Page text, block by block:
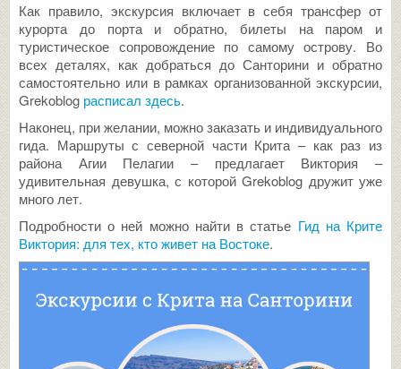
Как правило, экскурсия включает в себя трансфер от
курорта до порта и обратно, билеты на паром и
туристическое сопровождение по самому острову. Во
всех деталях, как добраться до Санторини и обратно
самостоятельно или в рамках организованной экскурсии,
Grekoblog расписал здесь.
Наконец, при желании, можно заказать и индивидуального
гида. Маршруты с северной части Крита – как раз из
района Агии Пелагии – предлагает Виктория –
удивительная девушка, с которой Grekoblog дружит уже
много лет.
Подробности о ней можно найти в статье Гид на Крите
Виктория: для тех, кто живет на Востоке.